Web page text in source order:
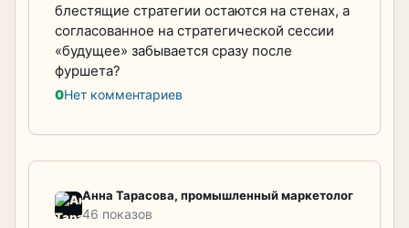
блестящие стратегии остаются на стенах, а
согласованное на стратегической сессии
«будущее» забывается сразу после
фуршета?
0Нет комментариев
Анна Тарасова, промышленный маркетолог
46 показов